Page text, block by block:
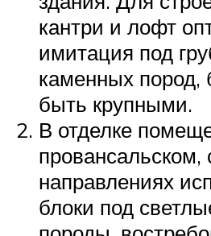
кантри и лофт
имитация под
каменных пород,
быть крупными.
В отделке
провансальском,
направлениях
блоки под